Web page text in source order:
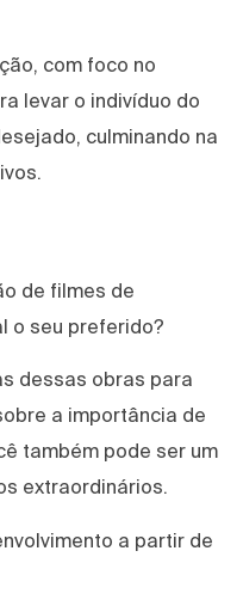
com foco no
levar o indivíduo do
culminando na
de filmes de
o seu preferido?
dessas obras para
a importância de
também pode ser um
extraordinários.
a partir de